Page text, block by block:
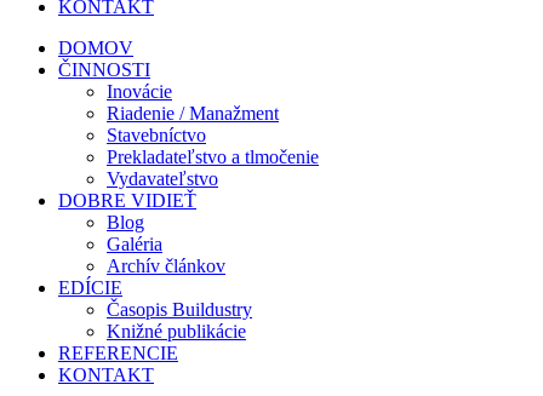
KONTAKT
DOMOV
ČINNOSTI
Inovácie
Riadenie / Manažment
Stavebníctvo
Prekladateľstvo a tlmočenie
Vydavateľstvo
DOBRE VIDIEŤ
Blog
Galéria
Archív článkov
EDÍCIE
Časopis Buildustry
Knižné publikácie
REFERENCIE
KONTAKT